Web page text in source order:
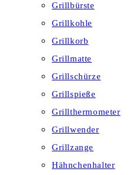
Grillbürste
Grillkohle
Grillkorb
Grillmatte
Grillschürze
Grillspieße
Grillthermometer
Grillwender
Grillzange
Hähnchenhalter